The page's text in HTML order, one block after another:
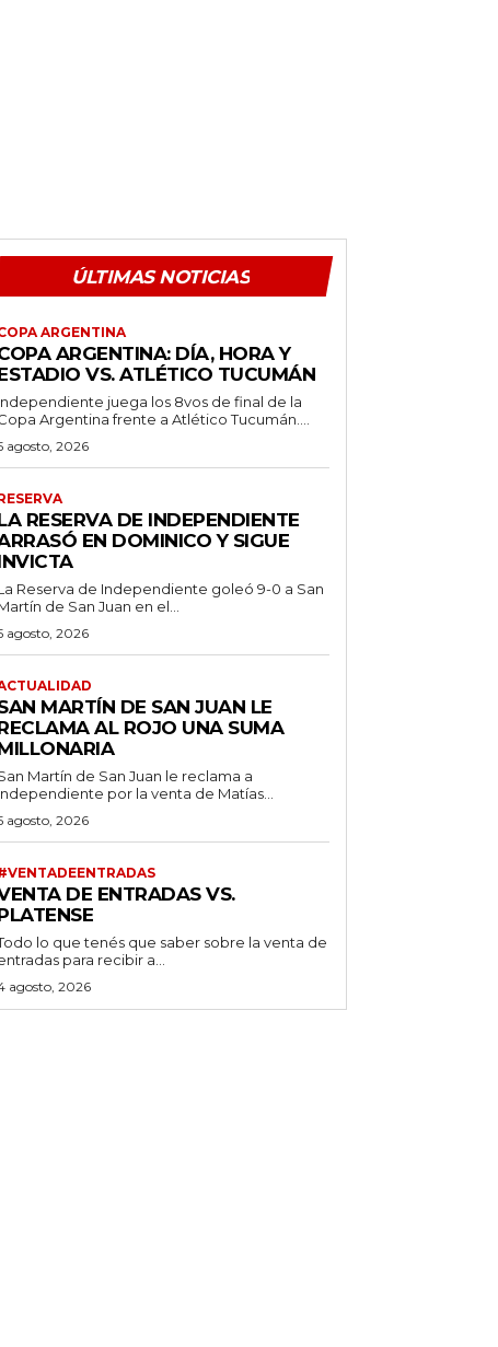
ÚLTIMAS NOTICIAS
ARGENTINA
ARGENTINA: DÍA, HORA Y
VS. ATLÉTICO TUCUMÁN
juega los 8vos de final de la
Argentina frente a Atlético Tucumán....
agosto, 2026
RESERVA DE INDEPENDIENTE
EN DOMINICO Y SIGUE
Reserva de Independiente goleó 9-0 a San
de San Juan en el...
agosto, 2026
MARTÍN DE SAN JUAN LE
AL ROJO UNA SUMA
Martín de San Juan le reclama a
por la venta de Matías...
agosto, 2026
DE ENTRADAS VS.
lo que tenés que saber sobre la venta de
para recibir a...
agosto, 2026